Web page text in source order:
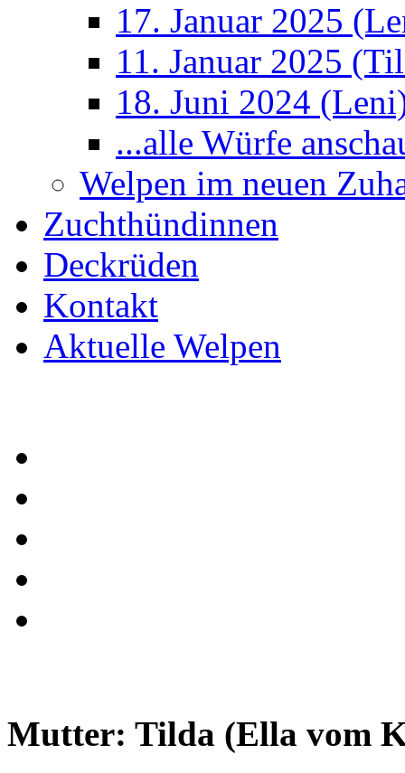
17. Januar 2025
11. Januar 2025
18. Juni 2024
...alle Würfe
Welpen im neuen
Zuchthündinnen
Deckrüden
Kontakt
Aktuelle Welpen
Mutter: Tilda (Ella vom